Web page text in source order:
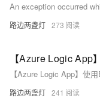
路边两盏灯 273
路边两盏灯 241